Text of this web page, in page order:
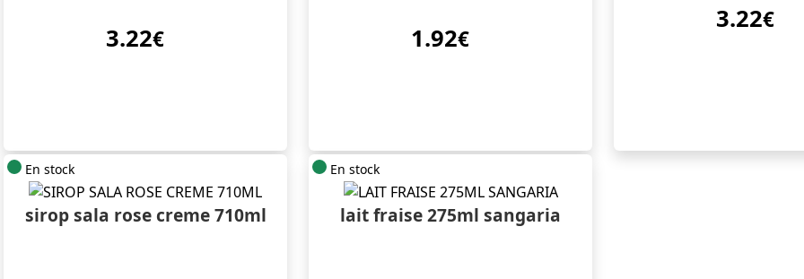
3.22€ 1.92€
3.22€
En stock
sirop sala rose creme 710ml
En stock
lait fraise 275ml sangaria